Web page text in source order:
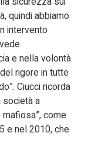
quindi abbiamo
intervento
e nella volontà
rigore in tutte
Ciucci ricorda
società a
come
e nel 2010, che